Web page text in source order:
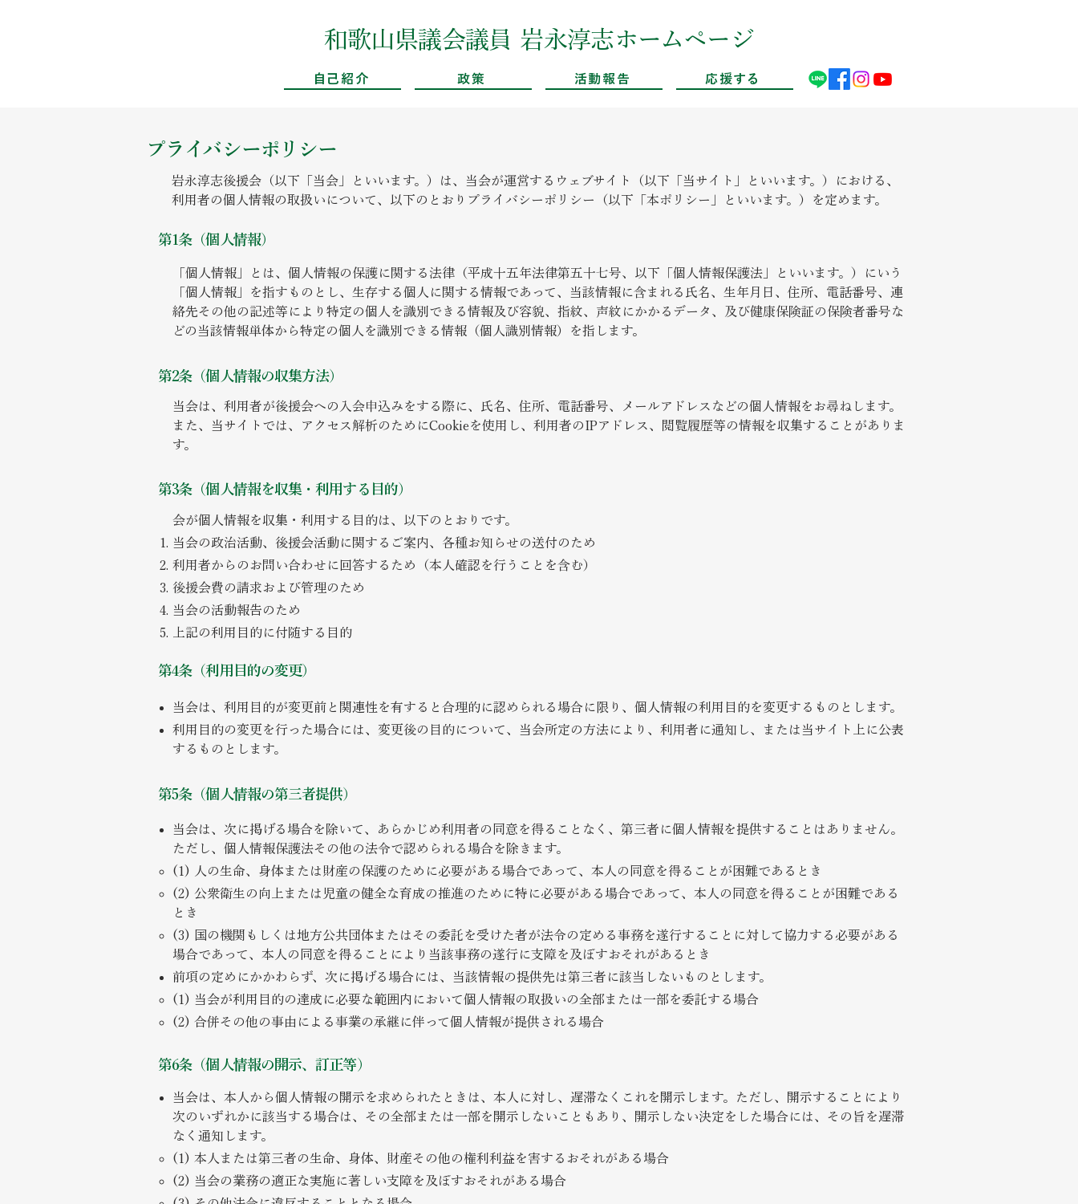
​​和歌山県議会議員 岩永淳志ホームページ
自己紹介 政策 活動報告 応援する
​プライバシーポリシー
岩永淳志後援会（以下「当会」といいます。）は、当会が運営するウェブサイト（以下「当サイト」といいます。）における、
利用者の個人情報の取扱いについて、以下のとおりプライバシーポリシー（以下「本ポリシー」といいます。）を定めます。
第1条（個人情報）
「個人情報」とは、個人情報の保護に関する法律（平成十五年法律第五十七号、以下「個人情報保護法」といいます。）にいう
「個人情報」を指すものとし、生存する個人に関する情報であって、当該情報に含まれる氏名、生年月日、住所、電話番号、連
絡先その他の記述等により特定の個人を識別できる情報及び容貌、指紋、声紋にかかるデータ、及び健康保険証の保険者番号な
どの当該情報単体から特定の個人を識別できる情報（個人識別情報）を指します。
第2条（個人情報の収集方法）
当会は、利用者が後援会への入会申込みをする際に、氏名、住所、電話番号、メールアドレスなどの個人情報をお尋ねします。
また、当サイトでは、アクセス解析のためにCookieを使用し、利用者のIPアドレス、閲覧履歴等の情報を収集することがありま
す。
第3条（個人情報を収集・利用する目的）
会が個人情報を収集・利用する目的は、以下のとおりです。
当会の政治活動、後援会活動に関するご案内、各種お知らせの送付のため
利用者からのお問い合わせに回答するため（本人確認を行うことを含む）
後援会費の請求および管理のため
当会の活動報告のため
上記の利用目的に付随する目的
第4条（利用目的の変更）
当会は、利用目的が変更前と関連性を有すると合理的に認められる場合に限り、個人情報の利用目的を変更するものとします。
利用目的の変更を行った場合には、変更後の目的について、当会所定の方法により、利用者に通知し、または当サイト上に公表
するものとします。
第5条（個人情報の第三者提供）
当会は、次に掲げる場合を除いて、あらかじめ利用者の同意を得ることなく、第三者に個人情報を提供することはありません。
ただし、個人情報保護法その他の法令で認められる場合を除きます。
(1) 人の生命、身体または財産の保護のために必要がある場合であって、本人の同意を得ることが困難であるとき
(2) 公衆衛生の向上または児童の健全な育成の推進のために特に必要がある場合であって、本人の同意を得ることが困難である
とき
(3) 国の機関もしくは地方公共団体またはその委託を受けた者が法令の定める事務を遂行することに対して協力する必要がある
場合であって、本人の同意を得ることにより当該事務の遂行に支障を及ぼすおそれがあるとき
前項の定めにかかわらず、次に掲げる場合には、当該情報の提供先は第三者に該当しないものとします。
(1) 当会が利用目的の達成に必要な範囲内において個人情報の取扱いの全部または一部を委託する場合
(2) 合併その他の事由による事業の承継に伴って個人情報が提供される場合
第6条（個人情報の開示、訂正等）
当会は、本人から個人情報の開示を求められたときは、本人に対し、遅滞なくこれを開示します。ただし、開示することにより
次のいずれかに該当する場合は、その全部または一部を開示しないこともあり、開示しない決定をした場合には、その旨を遅滞
なく通知します。
(1) 本人または第三者の生命、身体、財産その他の権利利益を害するおそれがある場合
(2) 当会の業務の適正な実施に著しい支障を及ぼすおそれがある場合